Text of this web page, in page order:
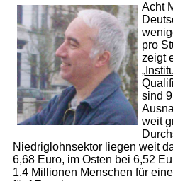
Acht
pro
zeigt
„
sind
weit
Niedriglohnsektor liegen weit
6,68 Euro, im Osten bei 6,52
1,4 Millionen Menschen für